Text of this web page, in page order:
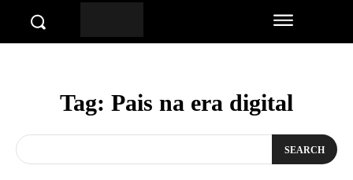
Tag: Pais na era digital
SEARCH